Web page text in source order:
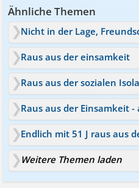
Ähnliche Themen
Raus aus der einsamkeit
Raus aus der sozialen
Raus aus der Einsamkeit -
Weitere Themen laden